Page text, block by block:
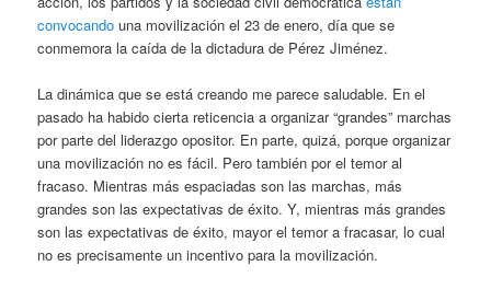
convocando una movilización el 23 de enero, día que se
conmemora la caída de la dictadura de Pérez Jiménez.
La dinámica que se está creando me parece saludable. En el
pasado ha habido cierta reticencia a organizar “grandes” marchas
por parte del liderazgo opositor. En parte, quizá, porque organizar
una movilización no es fácil. Pero también por el temor al
fracaso. Mientras más espaciadas son las marchas, más
grandes son las expectativas de éxito. Y, mientras más grandes
son las expectativas de éxito, mayor el temor a fracasar, lo cual
no es precisamente un incentivo para la movilización.